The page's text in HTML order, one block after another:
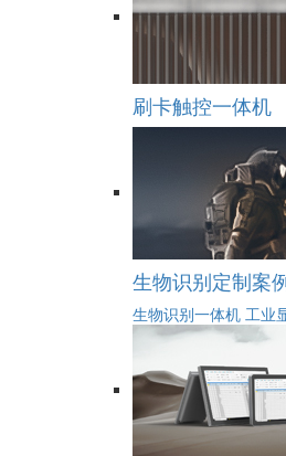
刷卡触控一体机
生物识别定制案
生物识别一体机 工业